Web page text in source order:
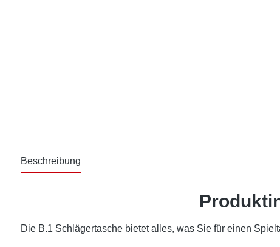
Beschreibung
Die B.1 Schlägertasche bietet alles, was Sie für einen